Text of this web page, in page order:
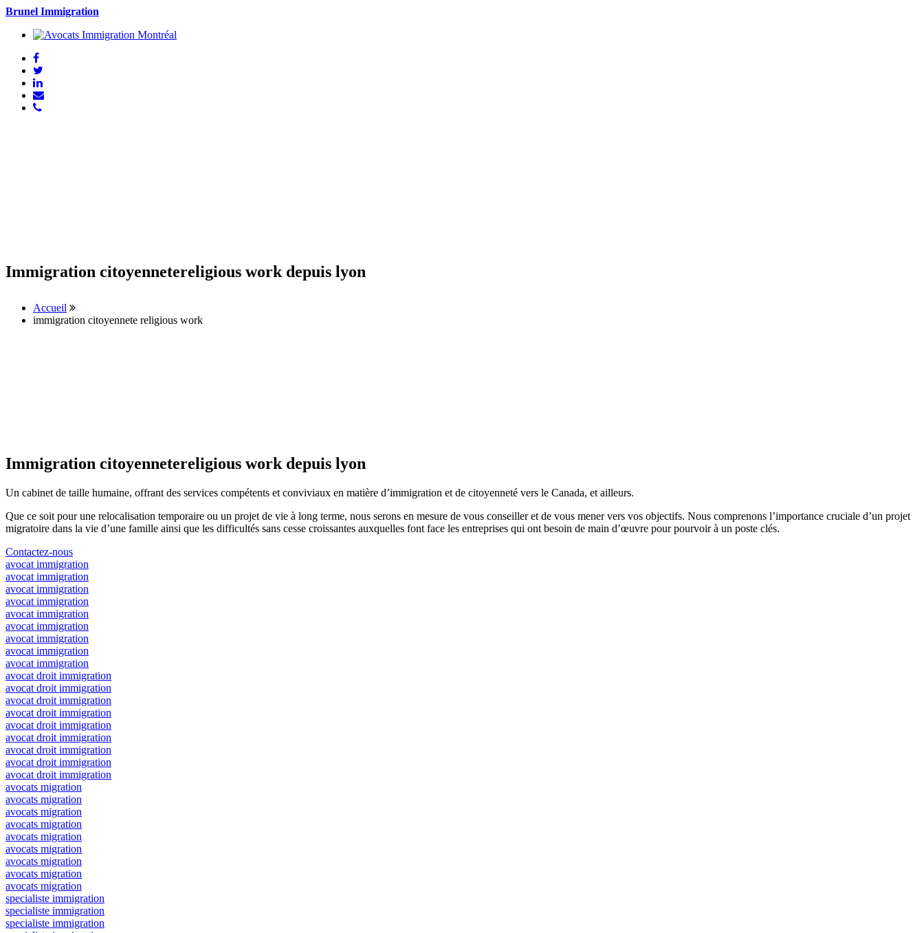
Brunel Immigration
Immigration citoyennetereligious work depuis lyon
Accueil
immigration citoyennete religious work
Immigration citoyennetereligious work depuis lyon
Un cabinet de taille humaine, offrant des services compétents et conviviaux en matière d’immigration et de citoyenneté vers le Canada, et ailleurs.
Que ce soit pour une relocalisation temporaire ou un projet de vie à long terme, nous serons en mesure de vous conseiller et de vous mener vers vos objectifs. Nous comprenons l’importance cruciale d’un projet
migratoire dans la vie d’une famille ainsi que les difficultés sans cesse croissantes auxquelles font face les entreprises qui ont besoin de main d’œuvre pour pourvoir à un poste clés.
Contactez-nous
avocat immigration
avocat immigration
avocat immigration
avocat immigration
avocat immigration
avocat immigration
avocat immigration
avocat immigration
avocat immigration
avocat droit immigration
avocat droit immigration
avocat droit immigration
avocat droit immigration
avocat droit immigration
avocat droit immigration
avocat droit immigration
avocat droit immigration
avocat droit immigration
avocats migration
avocats migration
avocats migration
avocats migration
avocats migration
avocats migration
avocats migration
avocats migration
avocats migration
specialiste immigration
specialiste immigration
specialiste immigration